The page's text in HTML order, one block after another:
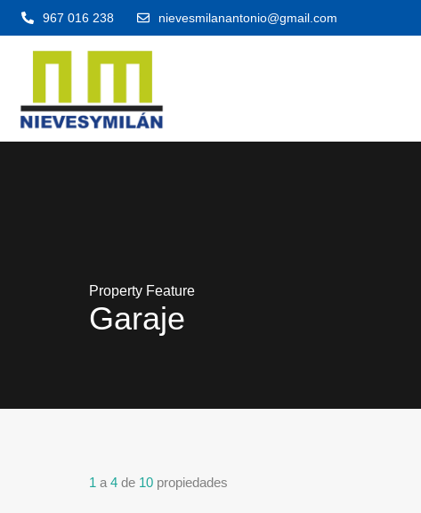
967 016 238 nievesmilanantonio@gmail.com
Property Feature
Garaje
1 a 4 de 10 propiedades